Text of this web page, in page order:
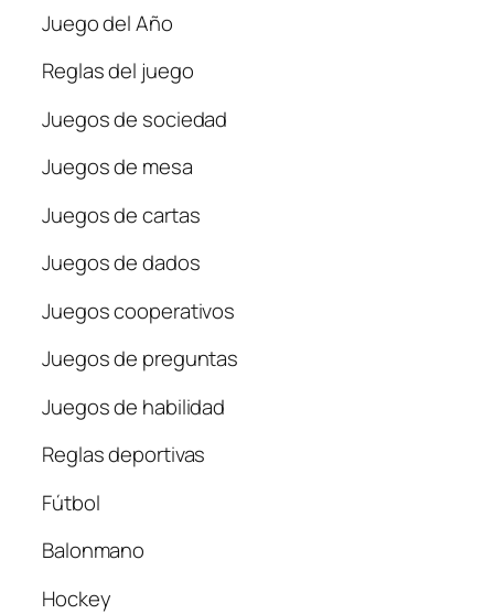
Juego del Año
Reglas del juego
Juegos de sociedad
Juegos de mesa
Juegos de cartas
Juegos de dados
Juegos cooperativos
Juegos de preguntas
Juegos de habilidad
Reglas deportivas
Fútbol
Balonmano
Hockey